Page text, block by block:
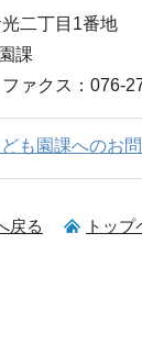
二丁目1番地
課
ァクス：076-
も園課へのお
戻る トッ